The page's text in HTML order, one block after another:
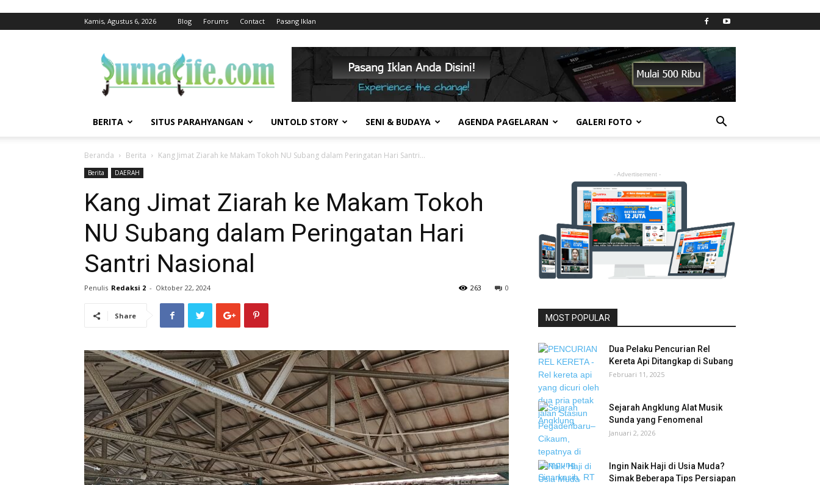
Kamis, Agustus 6, 2026 Blog Forums Contact Pasang Iklan
BERITA SITUS PARAHYANGAN UNTOLD STORY SENI & BUDAYA AGENDA PAGELARAN GALERI FOTO
Beranda Berita Kang Jimat Ziarah ke Makam Tokoh NU Subang dalam Peringatan Hari Santri...
Berita DAERAH
Kang Jimat Ziarah ke Makam Tokoh
NU Subang dalam Peringatan Hari
Santri Nasional
Penulis Redaksi 2 - Oktober 22, 2024 0
263
Share
- Advertisement -
MOST POPULAR
Dua Pelaku Pencurian Rel
Kereta Api Ditangkap di Subang
Februari 11, 2025
Sejarah Angklung Alat Musik
Sunda yang Fenomenal
Januari 2, 2026
Ingin Naik Haji di Usia Muda?
Simak Beberapa Tips Persiapan